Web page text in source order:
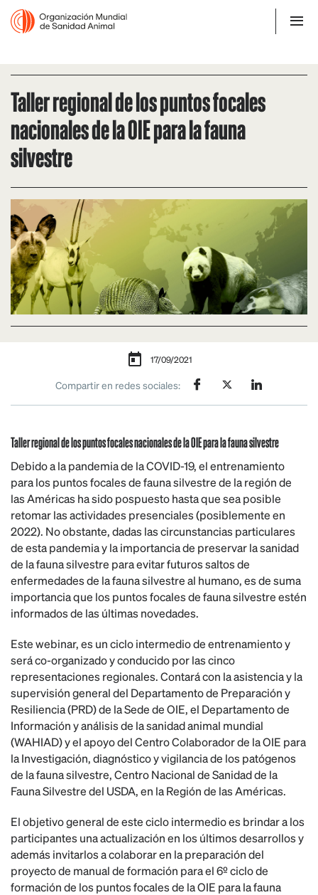
Taller regional de los puntos focales
nacionales de la OIE para la fauna
silvestre
17/09/2021
Compartir en redes sociales:
Taller regional de los puntos focales nacionales de la OIE para la fauna silvestre
Debido a la pandemia de la COVID-19, el entrenamiento
para los puntos focales de fauna silvestre de la región de
las Américas ha sido pospuesto hasta que sea posible
retomar las actividades presenciales (posiblemente en
2022). No obstante, dadas las circunstancias particulares
de esta pandemia y la importancia de preservar la sanidad
de la fauna silvestre para evitar futuros saltos de
enfermedades de la fauna silvestre al humano, es de suma
importancia que los puntos focales de fauna silvestre estén
informados de las últimas novedades.
Este webinar, es un ciclo intermedio de entrenamiento y
será co-organizado y conducido por las cinco
representaciones regionales. Contará con la asistencia y la
supervisión general del Departamento de Preparación y
Resiliencia (PRD) de la Sede de OIE, el Departamento de
Información y análisis de la sanidad animal mundial
(WAHIAD) y el apoyo del Centro Colaborador de la OIE para
la Investigación, diagnóstico y vigilancia de los patógenos
de la fauna silvestre, Centro Nacional de Sanidad de la
Fauna Silvestre del USDA, en la Región de las Américas.
El objetivo general de este ciclo intermedio es brindar a los
participantes una actualización en los últimos desarrollos y
además invitarlos a colaborar en la preparación del
proyecto de manual de formación para el 6º ciclo de
formación de los puntos focales de la OIE para la fauna